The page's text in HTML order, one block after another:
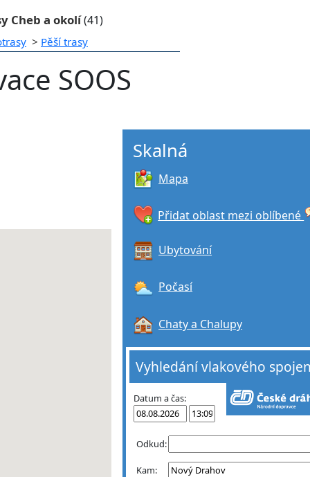
Cheb a okolí(41)
> Pěší trasy
SOOS
Skalná
Mapa
Přidat oblast mezi oblíbené
Ubytování
Počasí
Chaty a Chalupy
Vyhledání vlakového
Datum a čas:
Odkud:
Kam: